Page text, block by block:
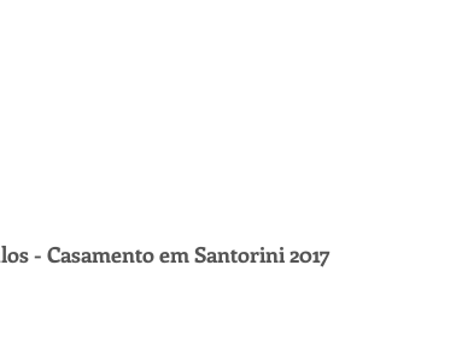
- Casamento em Santorini 2017